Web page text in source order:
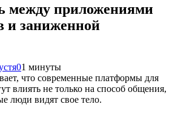
между приложениями
и заниженной
01 минуты
что современные платформы для
влиять не только на способ общения,
люди видят свое тело.